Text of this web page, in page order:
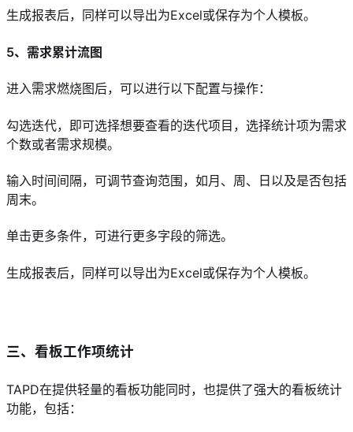
生成报表后，同样可以导出为Excel或保存为个人模板。
5、需求累计流图
进入需求燃烧图后，可以进行以下配置与操作：
勾选迭代，即可选择想要查看的迭代项目，选择统计项为需求
个数或者需求规模。
输入时间间隔，可调节查询范围，如月、周、日以及是否包括
周末。
单击更多条件，可进行更多字段的筛选。
生成报表后，同样可以导出为Excel或保存为个人模板。
三、看板工作项统计
TAPD在提供轻量的看板功能同时，也提供了强大的看板统计
功能，包括：